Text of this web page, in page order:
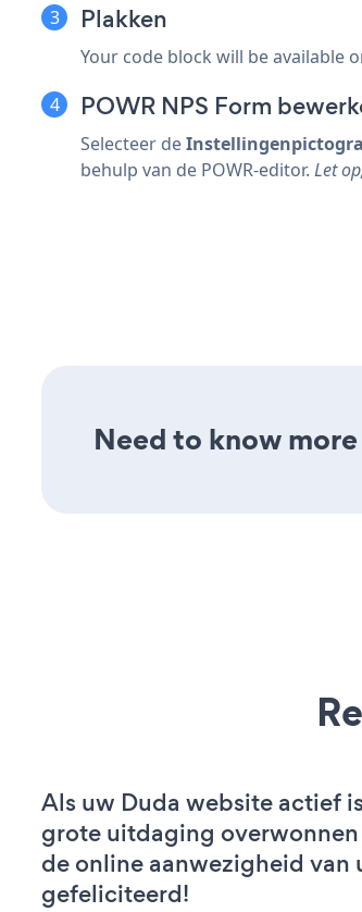
Plakken
Your code block will be available
POWR NPS Form
Selecteer de
behulp van de POWR-editor. Let
Need to know
Als uw Duda website actief
grote uitdaging
de online aanwezigheid van
gefeliciteerd!